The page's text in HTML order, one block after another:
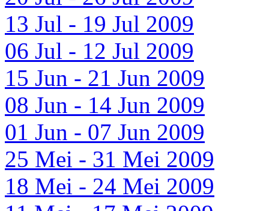
13 Jul - 19 Jul 2009
06 Jul - 12 Jul 2009
15 Jun - 21 Jun 2009
08 Jun - 14 Jun 2009
01 Jun - 07 Jun 2009
25 Mei - 31 Mei 2009
18 Mei - 24 Mei 2009